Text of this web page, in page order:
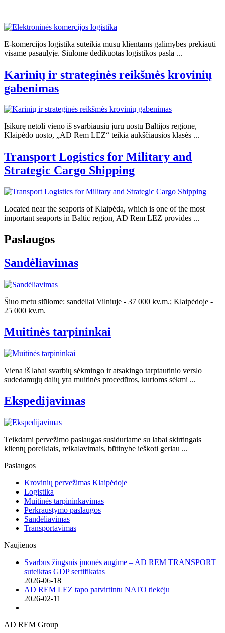
E-komercijos logistika suteikia mūsų klientams galimybes prekiauti
visame pasaulyje. Siūlome dedikuotas logistikos pasla ...
Karinių ir strateginės reikšmės krovinių
gabenimas
Įsikūrę netoli vieno iš svarbiausių jūrų uostų Baltijos regione,
Klaipėdo uosto, „AD Rem LEZ“ teikia aukščiausios klasės ...
Transport Logistics for Military and
Strategic Cargo Shipping
Located near the seaports of Klaipėda, which is one of the most
important seaports in Baltic region, AD Rem LEZ provides ...
Paslaugos
Sandėliavimas
Šiuo metu siūlome: sandėliai Vilniuje - 37 000 kv.m.; Klaipėdoje -
25 000 kv.m.
Muitinės tarpininkai
Viena iš labai svarbių sėkmingo ir atsakingo tarptautinio verslo
sudedamųjų dalių yra muitinės procedūros, kurioms sėkmi ...
Ekspedijavimas
Teikdami pervežimo paslaugas susiduriame su labai skirtingais
klientų poreikiais, reikalavimais, būtinybe ieškoti geriau ...
Paslaugos
Krovinių pervežimas Klaipėdoje
Logistika
Muitinės tarpininkavimas
Perkraustymo paslaugos
Sandėliavimas
Transportavimas
Naujienos
Svarbus žingsnis įmonės augime – AD REM TRANSPORT
suteiktas GDP sertifikatas
2026-06-18
AD REM LEZ tapo patvirtintu NATO tiekėju
2026-02-11
AD REM Group